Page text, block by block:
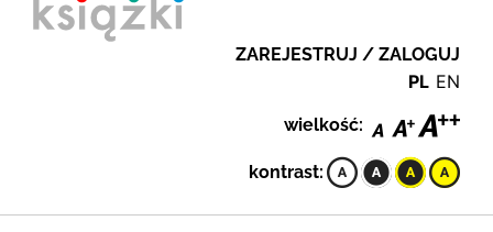
ZAREJESTRUJ / ZALOGUJ
PL EN
wielkość:
kontrast: